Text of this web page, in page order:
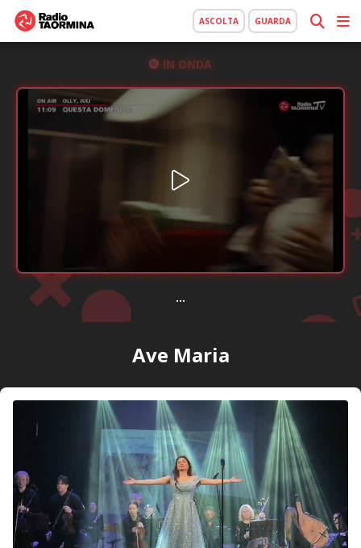
ASCOLTA GUARDA
IN ONDA
...
Ave Maria